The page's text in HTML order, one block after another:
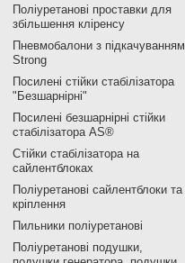
Поліуретанові проставки для
збільшення кліренсу
Пневмобалони з підкачуванням
Strong
Посилені стійки стабілізатора
"Безшарнірні"
Посилені безшарнірні стійки
стабілізатора AS®
Стійки стабілізатора на
сайлентблоках
Поліуретанові сайлентблоки та
кріплення
Пильники поліуретанові
Поліуретанові подушки,